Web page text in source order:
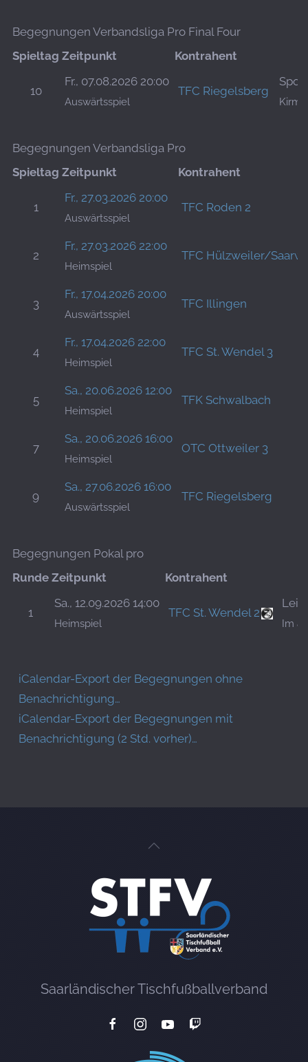
Begegnungen Verbandsliga Pro Final Four
Spieltag Zeitpunkt Kontrahent
10
Fr., 07.08.2026 20:00
Auswärtsspiel
TFC Riegelsberg
Begegnungen Verbandsliga Pro
Spieltag Zeitpunkt Kontrahent
1
Fr., 27.03.2026 20:00
Auswärtsspiel
TFC Roden 2
2
Fr., 27.03.2026 22:00
Heimspiel
TFC Hülzweiler/
3
Fr., 17.04.2026 20:00
Auswärtsspiel
TFC Illingen
4
Fr., 17.04.2026 22:00
Heimspiel
TFC St. Wendel 3
5
Sa., 20.06.2026 12:00
Heimspiel
TFK Schwalbach
7
Sa., 20.06.2026 16:00
Heimspiel
OTC Ottweiler 3
9
Sa., 27.06.2026 16:00
Auswärtsspiel
TFC Riegelsberg
Begegnungen Pokal pro
Runde Zeitpunkt Kontrahent
1
Sa., 12.09.2026 14:00
Heimspiel
TFC St. Wendel 2
Im
iCalendar-Export der Begegnungen ohne
Benachrichtigung…
iCalendar-Export der Begegnungen mit
Benachrichtigung (2 Std. vorher)…
Saarländischer Tischfußballverband